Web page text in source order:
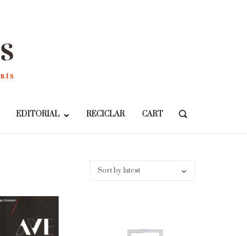
EDITORIAL RECICLAR CART
OPEN
BAR
Sort by latest